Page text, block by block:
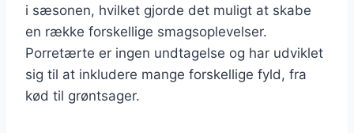
i sæsonen, hvilket gjorde det muligt at skabe
en række forskellige smagsoplevelser.
Porretærte er ingen undtagelse og har udviklet
sig til at inkludere mange forskellige fyld, fra
kød til grøntsager.